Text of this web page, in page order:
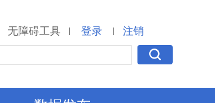
无障碍工具 | 登录 | 注销